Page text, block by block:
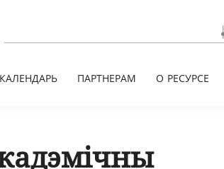
КАЛЕНДАРЬ ПАРТНЕРАМ О РЕСУРСЕ